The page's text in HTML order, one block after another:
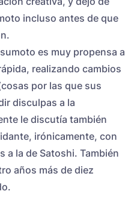
incluso antes de que
es muy propensa a
realizando cambios
por las que sus
disculpas a la
le discutía también
irónicamente, con
a la de Satoshi. También
años más de diez